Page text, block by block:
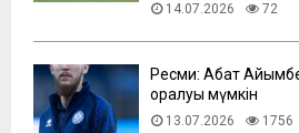
14.07.2026 72
Ресми: Абат
оралуы мүмкін
13.07.2026 1756